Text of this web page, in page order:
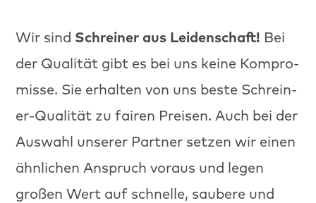
Wir sind Schrein­er aus Lei­den­schaft! Bei
der Qual­ität gibt es bei uns keine Kom­pro­
misse. Sie erhal­ten von uns beste Schrein­
er-Qual­ität zu fairen Preisen. Auch bei der
Auswahl unser­er Part­ner set­zen wir einen
ähn­lichen Anspruch voraus und leg­en
großen Wert auf schnelle, saubere und